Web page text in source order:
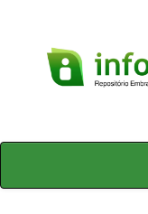
Skip